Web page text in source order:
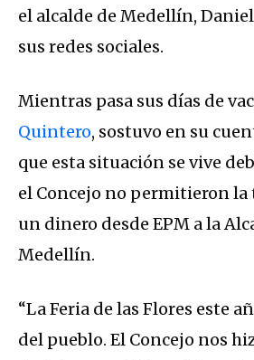
el alcalde de Medellín,
sus redes sociales.
Mientras pasa sus días de
Quintero, sostuvo en su
que esta situación se vive
el Concejo no permitieron la
un dinero desde EPM a la
Medellín.
“La Feria de las Flores este
del pueblo. El Concejo nos